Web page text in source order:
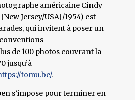
américaine Cindy
Jersey/USA}/1954) est
qui invitent à poser un
de 100 photos couvrant la
jusqu’à
fomu.be/.
s’impose pour terminer en